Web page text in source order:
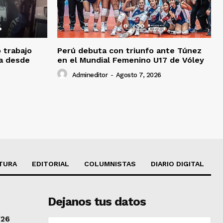
trabajo
desde
Perú debuta con triunfo ante Túnez
en el Mundial Femenino U17 de Vóley
Admineditor - Agosto 7, 2026
EDITORIAL COLUMNISTAS DIARIO DIGITAL
Dejanos tus datos